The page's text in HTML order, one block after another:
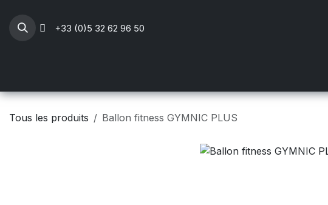
+33 (0)5 32 62 96 50
Tous les produits Ballon fitness GYMNIC PLUS